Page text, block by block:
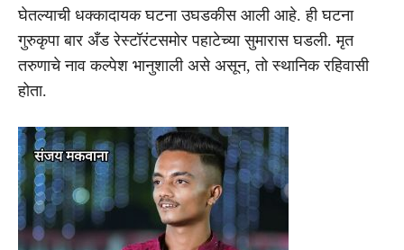
घेतल्याची धक्कादायक घटना उघडकीस आली आहे. ही घटना
गुरुकृपा बार अँड रेस्टॉरंटसमोर पहाटेच्या सुमारास घडली. मृत
तरुणाचे नाव कल्पेश भानुशाली असे असून, तो स्थानिक रहिवासी
होता.